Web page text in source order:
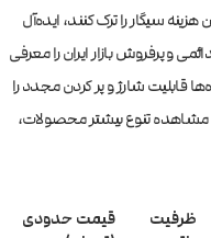
سیگار را ترک کنند، ایده‌آل
دائمی و پرفروش بازار ایران را معرفی
قابلیت شارژ و پر کردن مجدد را
مشاهده تنوع بیشتر محصولات،
ظرفیت
قیمت حدودی